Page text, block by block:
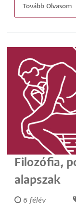
Tovább Olvasom
Filozófia,
alapszak
6 félév